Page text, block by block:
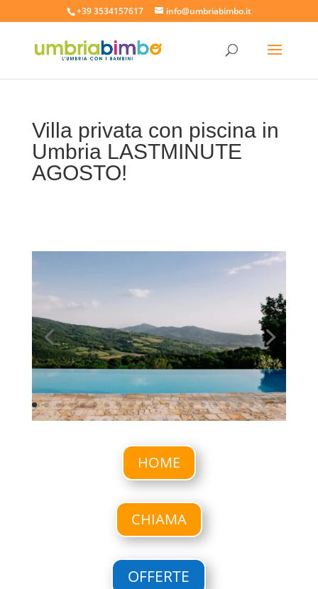
+39 3534157617 info@umbriabimbo.it
Villa privata con piscina in
Umbria LASTMINUTE
AGOSTO!
HOME
CHIAMA
OFFERTE